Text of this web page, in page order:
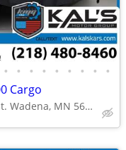
• • • • • • • • •
Cargo
1000 N. Jefferson St. Wadena, MN 56482